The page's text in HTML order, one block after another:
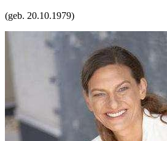
(geb. 20.10.1979)